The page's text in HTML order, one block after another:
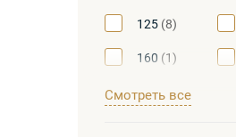
125 (8)
160 (1)
250 (6)
Смотреть все